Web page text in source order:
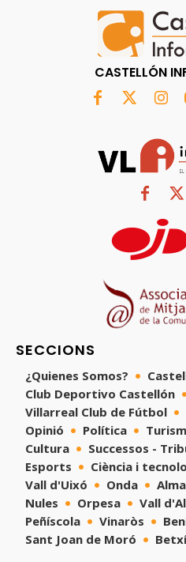
CASTELLÓN
SECCIONS
¿Quienes Somos?
Club Deportivo Castellón
Villarreal Club de Fútbol
Opinió
Política
Cultura
Successos -
Esports
Ciència i
Vall d'Uixó
Onda
Nules
Orpesa Vall
Peñíscola
Vinaròs
Sant Joan de Moró
Betxí